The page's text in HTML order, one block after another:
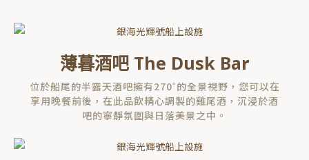
薄暮酒吧 The Dusk Bar
位於船尾的半露天酒吧擁有270˚的全景視野，您可以在
享用晚餐前後，在此品飲精心調製的雞尾酒，沉浸於酒
吧的寧靜氛圍與日落美景之中。